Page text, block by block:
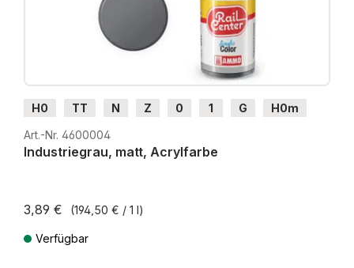
H0 TT N Z 0 1 G
H0m
H0e
Art.-Nr. 4600004
Industriegrau, matt, Acrylfarbe
3,89 € (194,50 € / 1 l)
Verfügbar